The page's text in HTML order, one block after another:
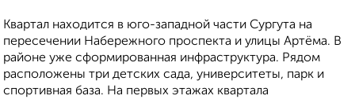
Квартал находится в юго-западной части Сургута на
пересечении Набережного проспекта и улицы Артёма. В
районе уже сформированная инфраструктура. Рядом
расположены три детских сада, университеты, парк и
спортивная база. На первых этажах квартала